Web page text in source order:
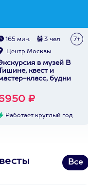
165 мин. 3 чел 7+
Центр Москвы
в музей В
квест и
класс, будни
₽
Работает круглый год
Все